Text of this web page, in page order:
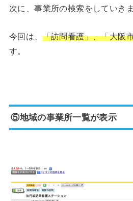
次に、事業所の検索をしていきま
今回は、 「訪問看護」、「大阪
す。
⑤地域の事業所一覧が表示